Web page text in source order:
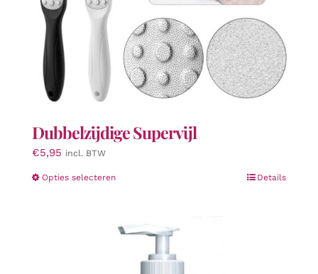
Dubbelzijdige Supervijl
€5,95 incl. BTW
Opties selecterenDit
meerdere
variaties.
Details